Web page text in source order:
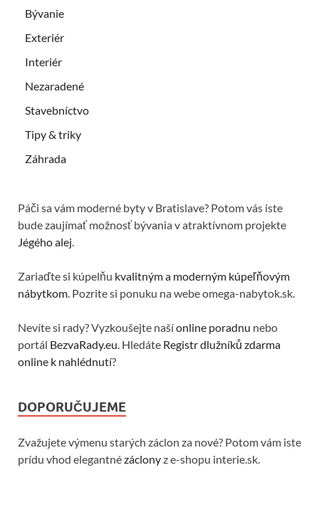
Bývanie
Exteriér
Interiér
Nezaradené
Stavebníctvo
Tipy & triky
Záhrada
Páči sa vám moderné byty v Bratislave? Potom vás iste
bude zaujímať možnosť bývania v atraktívnom projekte
Jégého alej.
Zariaďte si kúpelňu kvalitným a moderným kúpeľňovým
nábytkom. Pozrite si ponuku na webe omega-nabytok.sk.
Nevíte si rady? Vyzkoušejte našíonline poradnu nebo
portál BezvaRady.eu. Hledáte Registr dlužníků zdarma
online k nahlédnutí?
DOPORUČUJEME
Zvažujete výmenu starých záclon za nové? Potom vám iste
prídu vhod elegantnézáclonyz e-shopu interie.sk.